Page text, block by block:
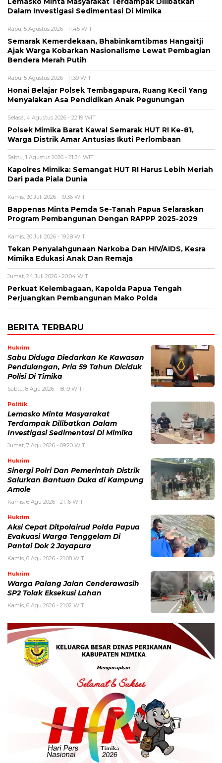
Lemasko Minta Masyarakat Terdampak Dilibatkan
Dalam Investigasi Sedimentasi Di Mimika
Rabu, 5 Agustus 2026 - 11:45 WIT
Semarak Kemerdekaan, Bhabinkamtibmas Hangaitji
Ajak Warga Kobarkan Nasionalisme Lewat Pembagian
Bendera Merah Putih
Rabu, 5 Agustus 2026 - 11:39 WIT
Honai Belajar Polsek Tembagapura, Ruang Kecil Yang
Menyalakan Asa Pendidikan Anak Pegunungan
Selasa, 4 Agustus 2026 - 22:19 WIT
Polsek Mimika Barat Kawal Semarak HUT RI Ke-81,
Warga Distrik Amar Antusias Ikuti Perlombaan
Sabtu, 1 Agustus 2026 - 21:34 WIT
Kapolres Mimika: Semangat HUT RI Harus Lebih Meriah
Dari pada Piala Dunia
Kamis, 30 Juli 2026 - 19:36 WIT
Bappenas Minta Pemda Se-Tanah Papua Selaraskan
Program Pembangunan Dengan RAPPP 2025-2029
Kamis, 30 Juli 2026 - 19:28 WIT
Tekan Penyalahgunaan Narkoba Dan HIV/AIDS, Kesra
Mimika Edukasi Anak Dan Remaja
Jumat, 24 Juli 2026 - 20:04 WIT
Perkuat Kelembagaan, Kapolda Papua Tengah
Perjuangkan Pembangunan Mako Polda
BERITA TERBARU
Hukrim
Sabu Diduga Diedarkan Ke Kawasan
Pendulangan, Pria 59 Tahun Diciduk
Polisi Di Timika
Sabtu, 8 Agu 2026 - 18:19 WIT
Politik
Lemasko Minta Masyarakat
Terdampak Dilibatkan Dalam
Investigasi Sedimentasi Di Mimika
Jumat, 7 Agu 2026 - 09:20 WIT
Hukrim
Sinergi Polri Dan Pemerintah Distrik
Salurkan Bantuan Duka di Kampung
Amole
Kamis, 6 Agu 2026 - 21:16 WIT
Hukrim
Aksi Cepat Ditpolairud Polda Papua
Evakuasi Warga Tenggelam Di
Pantai Dok 2 Jayapura
Kamis, 6 Agu 2026 - 21:08 WIT
Hukrim
Warga Palang Jalan Cenderawasih
SP2 Tolak Eksekusi Lahan
Kamis, 6 Agu 2026 - 21:02 WIT